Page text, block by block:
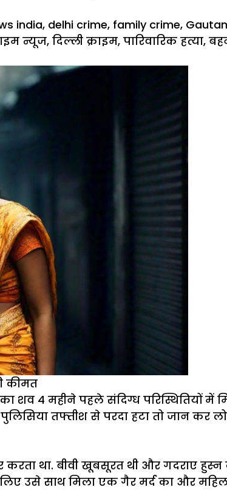
india, delhi crime, family crime,
न्यूज, दिल्ली क्राइम, पारिवारिक हत्या,
कीमत
शव 4 महीने पहले संदिग्ध परिस्थितियों
तफ्तीश से परदा हटा तो जान कर
था. बीवी खूबसूरत थी और गदराए
उसे साथ मिला एक गैर मर्द का और